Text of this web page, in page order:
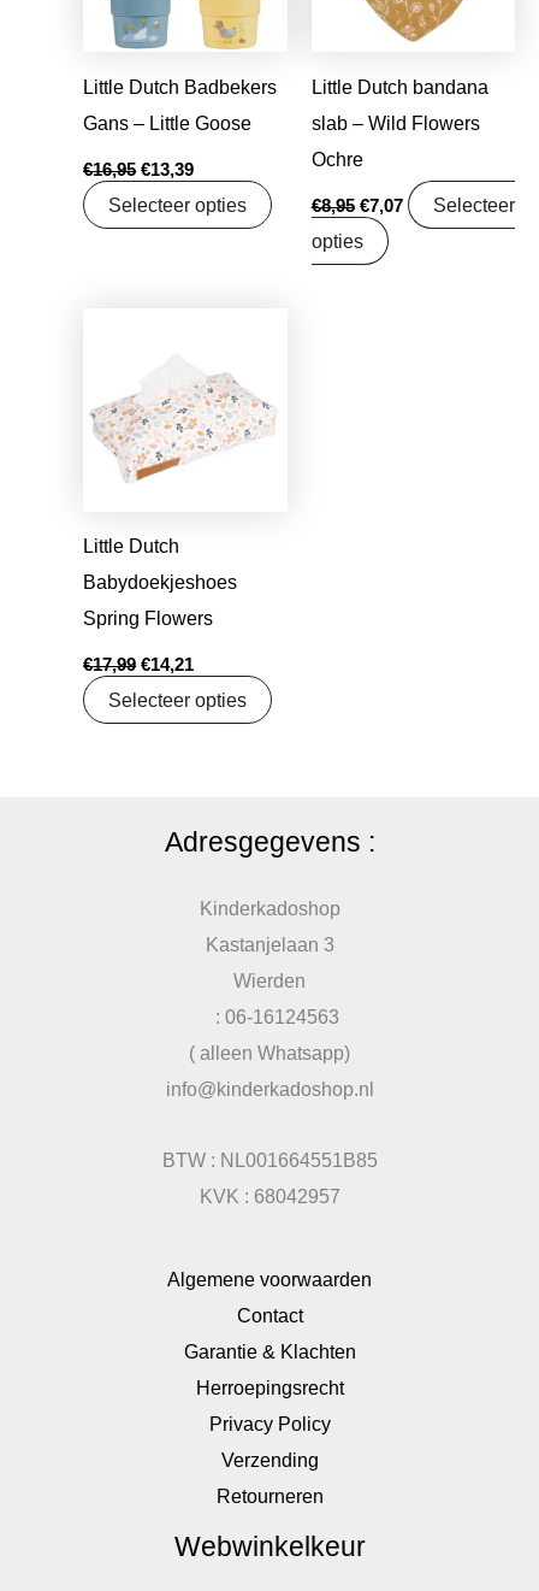
Little Dutch Badbekers
Gans – Little Goose
€16,95 €13,39
Selecteer opties
Little Dutch bandana
slab – Wild Flowers
Ochre
€8,95 €7,07
Selecteer
opties
Little Dutch
Babydoekjeshoes
Spring Flowers
€17,99
€17,99.
€14,21
€14,21.
Selecteer opties
Adresgegevens :
Kinderkadoshop
Kastanjelaan 3
Wierden
: 06-16124563
( alleen Whatsapp)
info@kinderkadoshop.nl
BTW : NL001664551B85
KVK : 68042957
Algemene voorwaarden
Contact
Garantie & Klachten
Herroepingsrecht
Privacy Policy
Verzending
Retourneren
Webwinkelkeur